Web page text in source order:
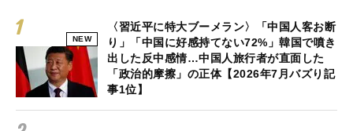
NEW
〈習近平に特大ブーメラン〉「中国人客お断
り」「中国に好感持てない72%」韓国で噴き
出した反中感情…中国人旅行者が直面した
「政治的摩擦」の正体【2026年7月バズり記
事1位】